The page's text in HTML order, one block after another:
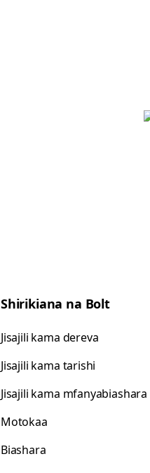
Shirikiana na Bolt
Jisajili kama dereva
Jisajili kama tarishi
Jisajili kama mfanyabiashara
Motokaa
Biashara